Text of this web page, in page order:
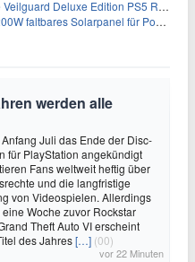
Deluxe Edition PS5 Rollenspiel für 13,76€
Solarpanel für Powerstation & Camping für 123,99€
werden alle
Juli das Ende der Disc-
für PlayStation angekündigt
Fans weltweit heftig über
und die langfristige
von Videospielen. Allerdings
Woche zuvor Rockstar
Theft Auto VI erscheint
des Jahres[…] (00)
vor 22 Minuten